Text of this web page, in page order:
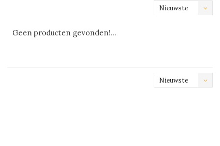
Nieuwste
Geen producten gevonden!...
Nieuwste